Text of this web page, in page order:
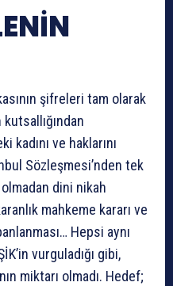
şifreleri tam olarak
kadını ve haklarını
Sözleşmesi’nden tek
olmadan dini nikah
mahkeme kararı ve
Hepsi aynı
vurguladığı gibi,
miktarı olmadı. Hedef;